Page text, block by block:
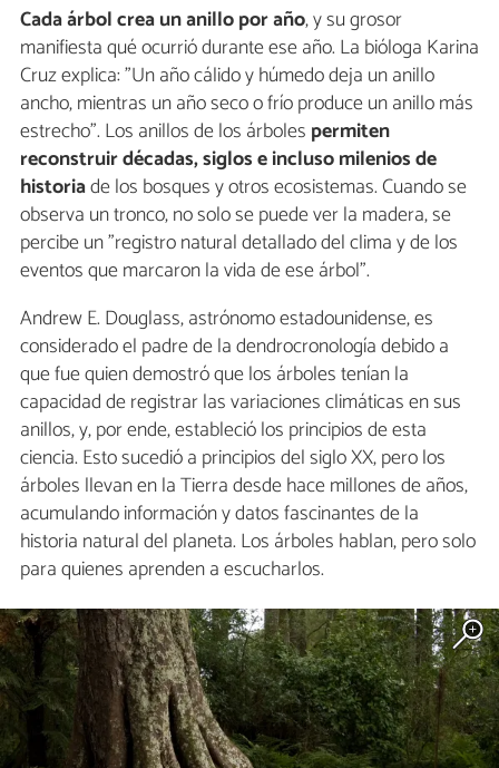
Cada árbol crea un anillo por año, y su grosor
manifiesta qué ocurrió durante ese año. La bióloga Karina
Cruz explica: "Un año cálido y húmedo deja un anillo
ancho, mientras un año seco o frío produce un anillo más
estrecho". Los anillos de los árboles permiten
reconstruir décadas, siglos e incluso milenios de
historiade los bosques y otros ecosistemas. Cuando se
observa un tronco, no solo se puede ver la madera, se
percibe un "registro natural detallado del clima y de los
eventos que marcaron la vida de ese árbol".
Andrew E. Douglass, astrónomo estadounidense, es
considerado el padre de la dendrocronología debido a
que fue quien demostró que los árboles tenían la
capacidad de registrar las variaciones climáticas en sus
anillos, y, por ende, estableció los principios de esta
ciencia. Esto sucedió a principios del siglo XX, pero los
árboles llevan en la Tierra desde hace millones de años,
acumulando información y datos fascinantes de la
historia natural del planeta. Los árboles hablan, pero solo
para quienes aprenden a escucharlos.